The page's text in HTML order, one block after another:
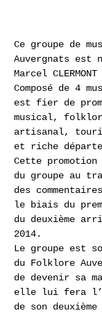
Ce groupe de
Auvergnats est
Marcel
Composé de 4
est fier de
musical,
artisanal,
et riche
Cette
du groupe au
des
le biais du
du deuxième
2014.
Le groupe est
du Folklore
de devenir sa
elle lui fera
de son